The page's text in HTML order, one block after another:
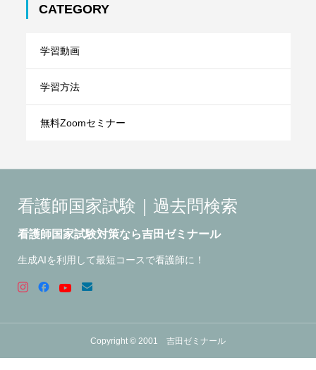
CATEGORY
学習動画
学習方法
無料Zoomセミナー
看護師国家試験｜過去問検索
看護師国家試験対策なら吉田ゼミナール
生成AIを利用して最短コースで看護師に！
Copyright © 2001 吉田ゼミナール